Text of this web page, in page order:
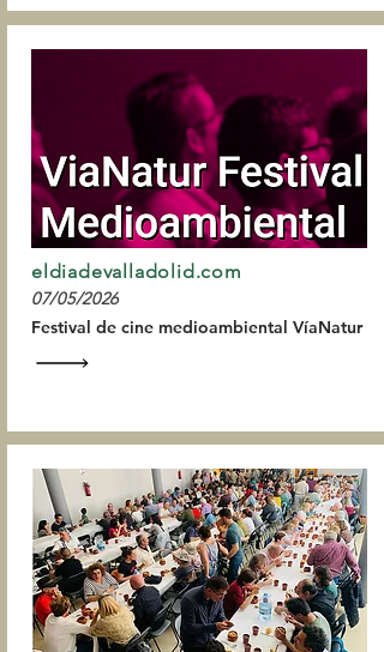
eldiadevalladolid.com
07/05/2026
Festival de cine medioambiental VíaNatur